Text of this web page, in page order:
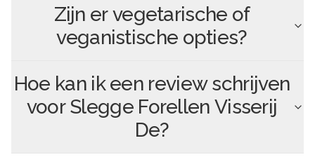
Zijn er vegetarische of
veganistische opties?
Hoe kan ik een review schrijven
voorSlegge Forellen Visserij
De?